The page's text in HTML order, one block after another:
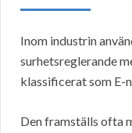
Inom industrin
surhetsreglerande
klassificerat som E-
Den framställs ofta